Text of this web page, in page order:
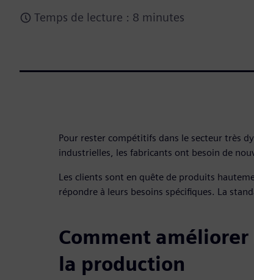
Temps de lecture : 8 minutes
Pour rester compétitifs dans le secteur très
industrielles, les fabricants ont besoin de
Les clients sont en quête de produits
répondre à leurs besoins spécifiques. La
Comment
la production